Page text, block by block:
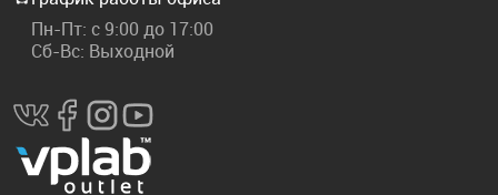
Пн-Пт: с 9:00 до 17:00
Сб-Вс: Выходной